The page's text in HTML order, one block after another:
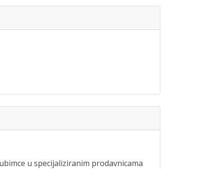
u specijaliziranim prodavnicama